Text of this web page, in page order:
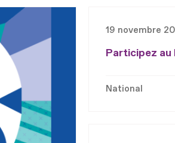
19 novembre
Participez
National